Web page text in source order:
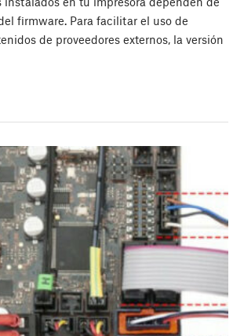
firmware. Para facilitar el uso de
de proveedores externos, la versión